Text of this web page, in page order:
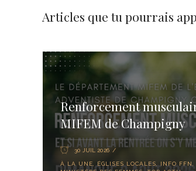
Articles que tu pourrais
Renforcement
MIFEM de Champigny
30 JUIL 2026
À LA UNE ÉGLISES LOCALES INFO FFN